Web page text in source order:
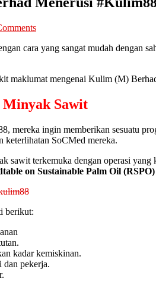
cara yang sangat mudah dengan
maklumat mengenai Kulim (M)
Sawit
mereka ingin memberikan sesuatu
keterlihatan SoCMed mereka.
sawit terkemuka dengan operasi
on Sustainable Palm Oil (RSPO)
berikut:
kadar kemiskinan.
pekerja.